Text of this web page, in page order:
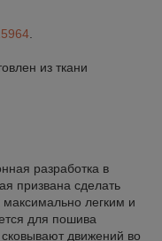
из ткани
разработка в
призвана сделать
легким и
для пошива
движений во